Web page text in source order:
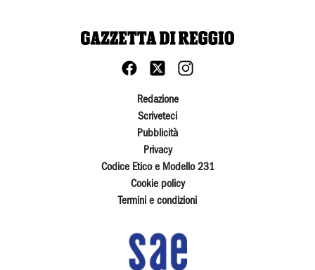
Redazione
Scriveteci
Pubblicità
Privacy
Codice Etico e Modello 231
Cookie policy
Termini e condizioni